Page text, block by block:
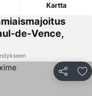
Kartta
de-Vence,
Jaa